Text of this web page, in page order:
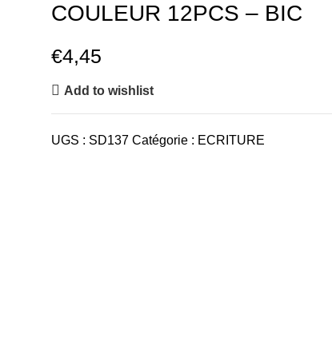
COULEUR 12PCS – BIC
€4,45
Add to wishlist
UGS : SD137 Catégorie : ECRITURE